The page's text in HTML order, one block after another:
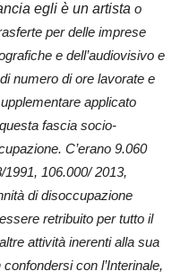
egli è un artista o
per delle imprese
e dell’audiovisivo e
numero di ore lavorate e
applicato
fascia socio-
C’erano 9.060
106.000/ 2013,
di disoccupazione
retribuito per tutto il
attività inerenti alla sua
con l’Interinale,